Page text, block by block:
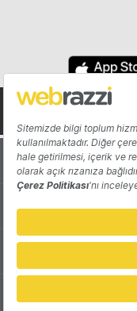
Hakkında
Katkıda Bulun